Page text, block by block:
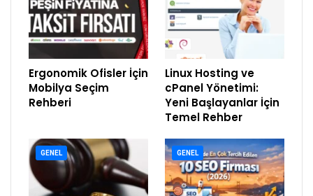
Ergonomik Ofisler İçin
Mobilya Seçim
Rehberi
Linux Hosting ve
cPanel Yönetimi:
Yeni Başlayanlar İçin
Temel Rehber
GENEL GENEL